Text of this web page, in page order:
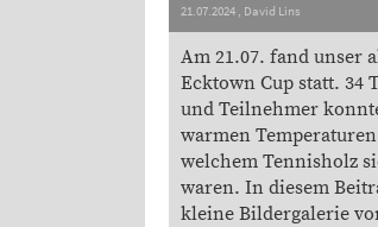
21.07.2024 , David Lins
Am 21.07. fand unser
Ecktown Cup statt. 34
und Teilnehmer
warmen
welchem Tennisholz
waren. In diesem
kleine Bildergalerie